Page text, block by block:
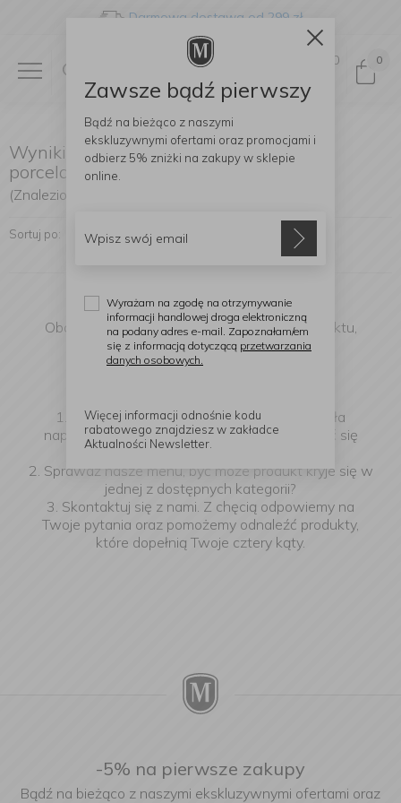
Darmowa dostawa od 299 zł
0 0
Wyniki wyszukiwania: KitchenAid
porcelanowy
(Znaleziono produktów: 0)
Sortuj po:
Obawiamy się, że nie mogliśmy znaleźć produktu,
którego szukasz.
1. Upewnij się, że wyszukiwana fraza została
napisana poprawnie - każdemu może zdarzyć się
błąd.
2. Sprawdź nasze menu, być może produkt kryje się w
jednej z dostępnych kategorii?
3. Skontaktuj się z nami. Z chęcią odpowiemy na
Twoje pytania oraz pomożemy odnaleźć produkty,
które dopełnią Twoje cztery kąty.
-5% na pierwsze zakupy
Bądź na bieżąco z naszymi ekskluzywnymi ofertami oraz
Zawsze bądź pierwszy
Bądź na bieżąco z naszymi
ekskluzywnymi ofertami oraz promocjami i
odbierz 5% zniżki na zakupy w sklepie
online.
Wyrażam na zgodę na otrzymywanie
informacji handlowej droga elektroniczną
na podany adres e-mail. Zapoznałam/em
się z informacją dotyczącą przetwarzania
danych osobowych.
Więcej informacji odnośnie kodu
rabatowego znajdziesz w zakładce
Aktualności Newsletter.